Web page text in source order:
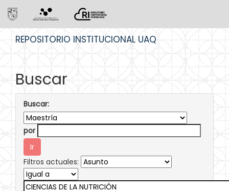
REPOSITORIO INSTITUCIONAL UAQ
Buscar
Buscar:
por
Filtros actuales: